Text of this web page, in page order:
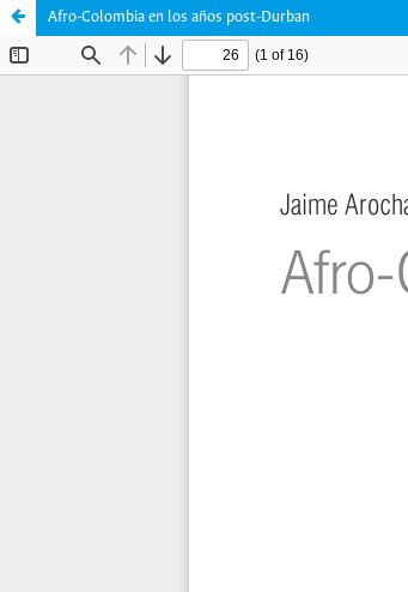
Afro-Colombia en los años post-Durban